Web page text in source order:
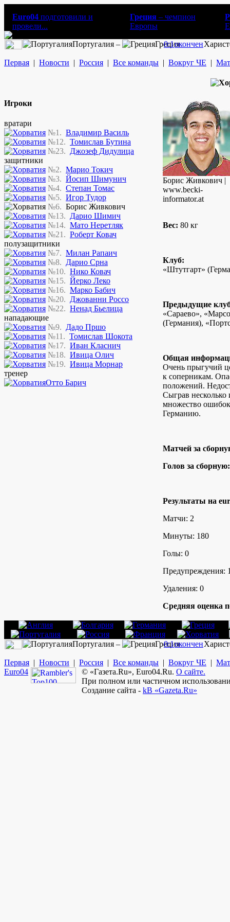
Euro04 подготовили и
провели...
Греция – чемпион
Европы
Португалия – Греция
0:1окончен
Первая | Новости | Россия | Все команды | Вокруг ЧЕ |
Игроки
вратари
№1. Владимир Василь
№12. Томислав Бутина
№23. Джозеф Дидулица
защитники
№2. Марио Токич
№3. Йосип Шимунич
№4. Степан Томас
№5. Игор Тудор
№6. Борис Живкович
№13. Дарио Шимич
№14. Мато Неретляк
№21. Роберт Ковач
полузащитники
№7. Милан Рапаич
№8. Дарио Срна
№10. Нико Ковач
№15. Йерко Леко
№16. Марко Бабич
№20. Джованни Россо
№22. Ненад Бьелица
нападающие
№9. Дадо Пршо
№11. Томислав Шокота
№17. Иван Класнич
№18. Ивица Олич
№19. Ивица Морнар
тренер
Отто Барич
Борис Живкович |
www.becki-
informator.at
Вес: 80 кг
Клуб:
«Штутгарт»
Предыдущие
«Сараево»,
(Германия),
Общая
Очень прыгучий
к соперникам.
положений.
Сыграв несколько
множество
Германию.
Матчей за
Голов за сборную:
Результаты на
Матчи: 2
Минуты: 180
Голы: 0
Предупреждения:
Удаления: 0
Средняя оценка
Португалия – Греция
0:1окончен
Первая | Новости | Россия | Все команды | Вокруг ЧЕ |
Euro04 © «Газета.Ru», Euro04.Ru. О сайте.
При полном или частичном
Создание сайта - kB «Gazeta.Ru»